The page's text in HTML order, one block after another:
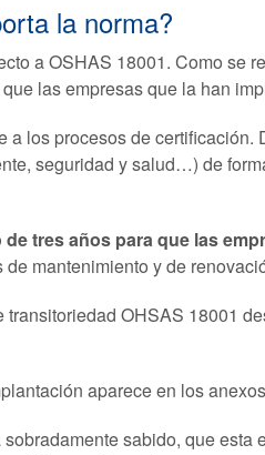
la norma?
a OSHAS 18001. Como se
las empresas que la han
a los procesos de
seguridad y salud…) de
tres años para que las
mantenimiento y de
transitoriedad OHSAS 18001
aparece en los
sabido, que